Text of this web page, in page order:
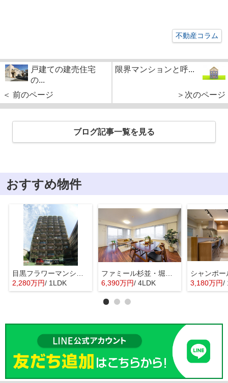
不動産コラム
戸建ての建売住宅
の...
＜ 前のページ
限界マンションと呼...
＞次のページ
ブログ記事一覧を見る
おすすめ物件
2,280万円/ 1LDK
6,390万円/ 4LDK 3,180万円/